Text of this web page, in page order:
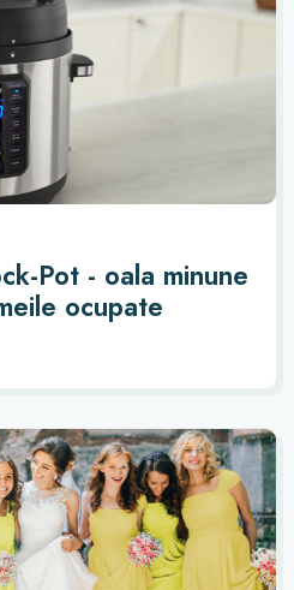
Pot - oala minune
ocupate